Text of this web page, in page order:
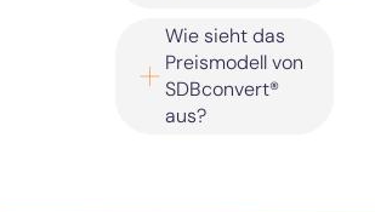
Wie sieht das
Preismodell von
SDBconvert®
aus?